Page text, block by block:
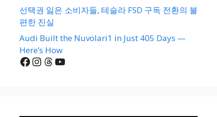
선택권 잃은 소비자들, 테슬라 FSD 구독 전환의 불
편한 진실
Audi Built the Nuvolari1 in Just 405 Days —
Here’s How
Facebook
Instagram
Threads
YouTube